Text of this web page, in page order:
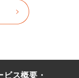
ス概要・